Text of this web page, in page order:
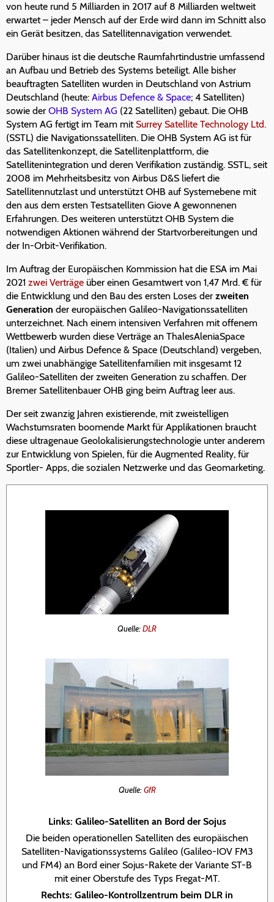
von heute rund 5 Milliarden in 2017 auf 8 Milliarden weltweit
erwartet – jeder Mensch auf der Erde wird dann im Schnitt also
ein Gerät besitzen, das Satellitennavigation verwendet.
Darüber hinaus ist die deutsche Raumfahrtindustrie umfassend
an Aufbau und Betrieb des Systems beteiligt. Alle bisher
beauftragten Satelliten wurden in Deutschland von Astrium
Deutschland (heute: Airbus Defence & Space; 4 Satelliten)
sowie der OHB System AG (22 Satelliten) gebaut. Die OHB
System AG fertigt im Team mit Surrey Satellite Technology Ltd.
(SSTL) die Navigationssatelliten. Die OHB System AG ist für
das Satellitenkonzept, die Satellitenplattform, die
Satellitenintegration und deren Verifikation zuständig. SSTL, seit
2008 im Mehrheitsbesitz von Airbus D&S liefert die
Satellitennutzlast und unterstützt OHB auf Systemebene mit
den aus dem ersten Testsatelliten Giove A gewonnenen
Erfahrungen. Des weiteren unterstützt OHB System die
notwendigen Aktionen während der Startvorbereitungen und
der In-Orbit-Verifikation.
Im Auftrag der Europäischen Kommission hat die ESA im Mai
2021 zwei Verträge über einen Gesamtwert von 1,47 Mrd. € für
die Entwicklung und den Bau des ersten Loses der zweiten
Generation der europäischen Galileo-Navigationssatelliten
unterzeichnet. Nach einem intensiven Verfahren mit offenem
Wettbewerb wurden diese Verträge an ThalesAleniaSpace
(Italien) und Airbus Defence & Space (Deutschland) vergeben,
um zwei unabhängige Satellitenfamilien mit insgesamt 12
Galileo-Satelliten der zweiten Generation zu schaffen. Der
Bremer Satellitenbauer OHB ging beim Auftrag leer aus.
Der seit zwanzig Jahren existierende, mit zweistelligen
Wachstumsraten boomende Markt für Applikationen braucht
diese ultragenaue Geolokalisierungstechnologie unter anderem
zur Entwicklung von Spielen, für die Augmented Reality, für
Sportler- Apps, die sozialen Netzwerke und das Geomarketing.
Quelle:DLR
Quelle:GfR
Links: Galileo-Satelliten an Bord der Sojus
Die beiden operationellen Satelliten des europäischen
Satelliten-Navigationssystems Galileo (Galileo-IOV FM3
und FM4) an Bord einer Sojus-Rakete der Variante ST-B
mit einer Oberstufe des Typs Fregat-MT.
Rechts: Galileo-Kontrollzentrum beim DLR in